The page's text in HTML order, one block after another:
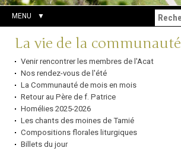
MENU
Navigation
La vie de la communauté
Venir rencontrer les membres de l'Acat
Nos rendez-vous de l'été
La Communauté de mois en mois
Retour au Père de f. Patrice
Homélies 2025-2026
Les chants des moines de Tamié
Compositions florales liturgiques
Billets du jour